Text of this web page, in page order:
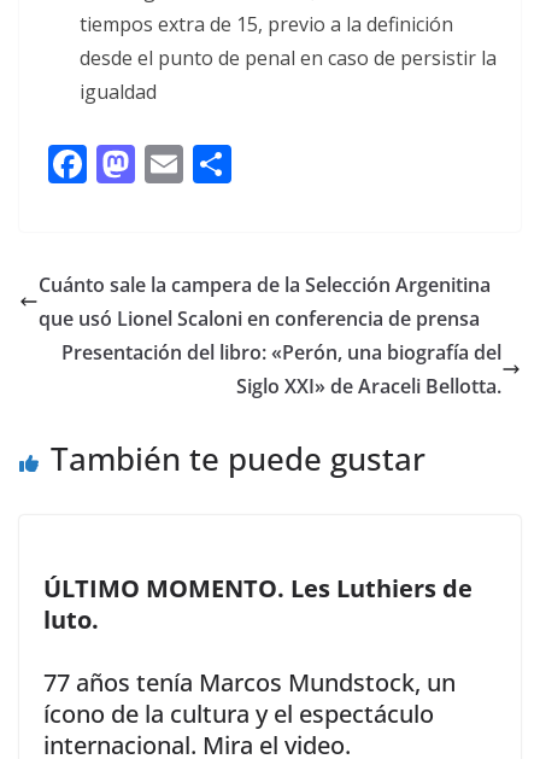
tiempos extra de 15, previo a la definición
desde el punto de penal en caso de persistir la
igualdad
F
b
o
o
M
d
o
n
E
l p
ar
ti
r
Cuánto sale la campera de la Selección Argenitina
que usó Lionel Scaloni en conferencia de prensa
Presentación del libro: «Perón, una biografía del
Siglo XXI» de Araceli Bellotta.
También te puede gustar
ÚLTIMO MOMENTO. Les Luthiers de
luto.
77 años tenía Marcos Mundstock, un
ícono de la cultura y el espectáculo
internacional. Mira el video.